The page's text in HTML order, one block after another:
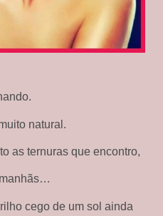
natural.
as ternuras que encontro,
cego de um sol ainda